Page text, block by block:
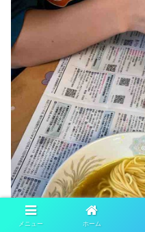
メニュー ホーム